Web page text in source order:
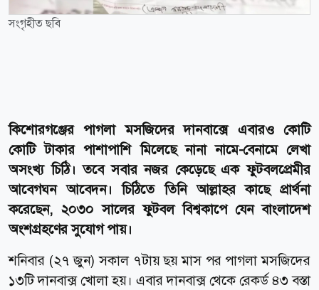
সংগৃহীত ছবি
কিশোরগঞ্জের পাগলা মসজিদের দানবাক্সে এবারও কোটি
কোটি টাকার পাশাপাশি মিলেছে নানা নামে-বেনামে লেখা
অসংখ্য চিঠি। তবে সবার নজর কেড়েছে এক ফুটবলপ্রেমীর
আবেগঘন আবেদন। চিঠিতে তিনি আল্লাহর কাছে প্রার্থনা
করেছেন, ২০৩০ সালের ফুটবল বিশ্বকাপে যেন বাংলাদেশ
অংশগ্রহণের সুযোগ পায়।
শনিবার (২৭ জুন) সকাল ৭টায় ছয় মাস পর পাগলা মসজিদের
১৩টি দানবাক্স খোলা হয়। এবার দানবাক্স থেকে রেকর্ড ৪৩ বস্তা